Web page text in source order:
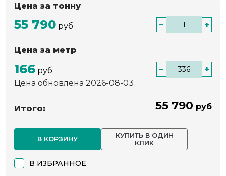
Цена за тонну
55 790 руб − +
Цена за метр
166 руб −
+
Цена обновлена 2026-08-03
Итого: 55 790 руб
В КОРЗИНУ
КУПИТЬ В ОДИН
КЛИК
В ИЗБРАННОЕ